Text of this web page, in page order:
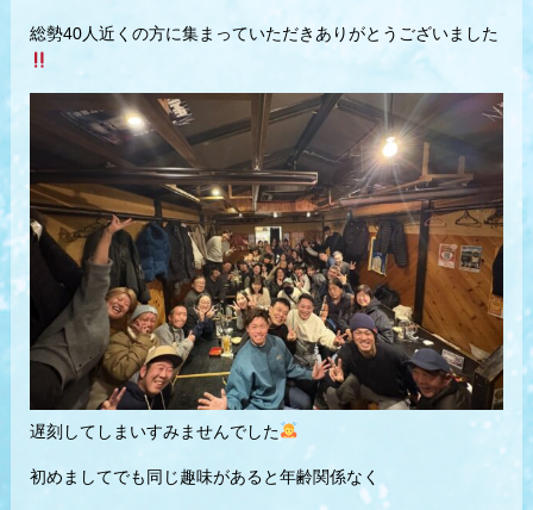
総勢40人近くの方に集まっていただきありがとうございました
遅刻してしまいすみませんでした
初めましてでも同じ趣味があると年齢関係なく